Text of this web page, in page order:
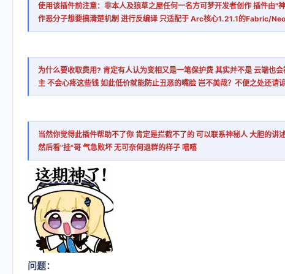
使用该插件前注意：非本人及狼草之屋任何一名方可梦开发者创作 插件由"
作恶分子想要搞清楚机制 进行反编译 只适配于 Arc核心1.21.1的Fabric/
为什么要收取费用? 肯定有人认为变相又是一笔保护费 其实并不是 云端也
主 不会心疼这些钱 如此低价就能防止丑恶的嘴脸 岂不美哉？不便之处还请
当然你觉得此插件帮助不了你 肯定是拦截不了的 可以联系神秘人 大胆的
然后看"挂"哥 气急败坏 无可奈何退群的样子 嘻嘻
问题：